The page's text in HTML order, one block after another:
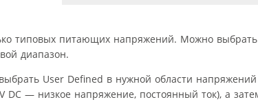
типовых питающих напряжений. Можно
диапазон.
User Defined в нужной области
DC — низкое напряжение, постоянный ток), а